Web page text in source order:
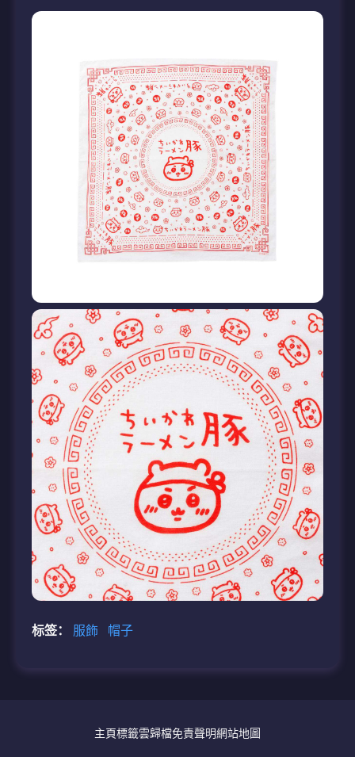
标签： 服飾 帽子
主頁標籤雲歸檔免責聲明網站地圖